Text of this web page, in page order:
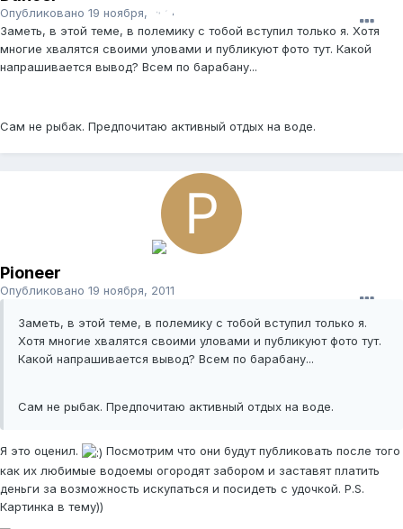
Опубликовано 19 ноября, 2011
Заметь, в этой теме, в полемику с тобой вступил только я. Хотя
многие хвалятся своими уловами и публикуют фото тут. Какой
напрашивается вывод? Всем по барабану...
Сам не рыбак. Предпочитаю активный отдых на воде.
Pioneer
Опубликовано 19 ноября, 2011
Заметь, в этой теме, в полемику с тобой вступил только я.
Хотя многие хвалятся своими уловами и публикуют фото тут.
Какой напрашивается вывод? Всем по барабану...
Сам не рыбак. Предпочитаю активный отдых на воде.
Я это оценил.
Посмотрим что они будут публиковать после того
как их любимые водоемы огородят забором и заставят платить
деньги за возможность искупаться и посидеть с удочкой. P.S.
Картинка в тему))